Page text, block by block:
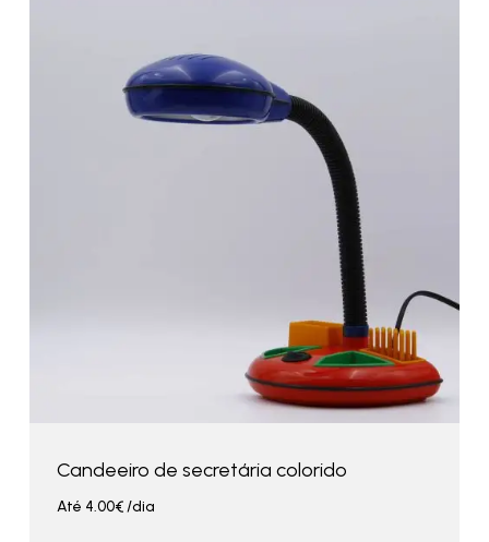
Candeeiro de secretária colorido
Até 4.00€/dia